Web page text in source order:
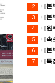
2 [본부
3 [본
4 [원
5 [속
6 [본
7 [특